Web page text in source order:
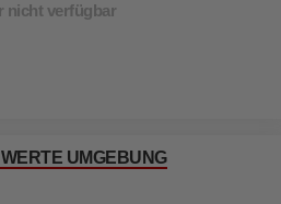
nicht verfügbar
UMGEBUNG